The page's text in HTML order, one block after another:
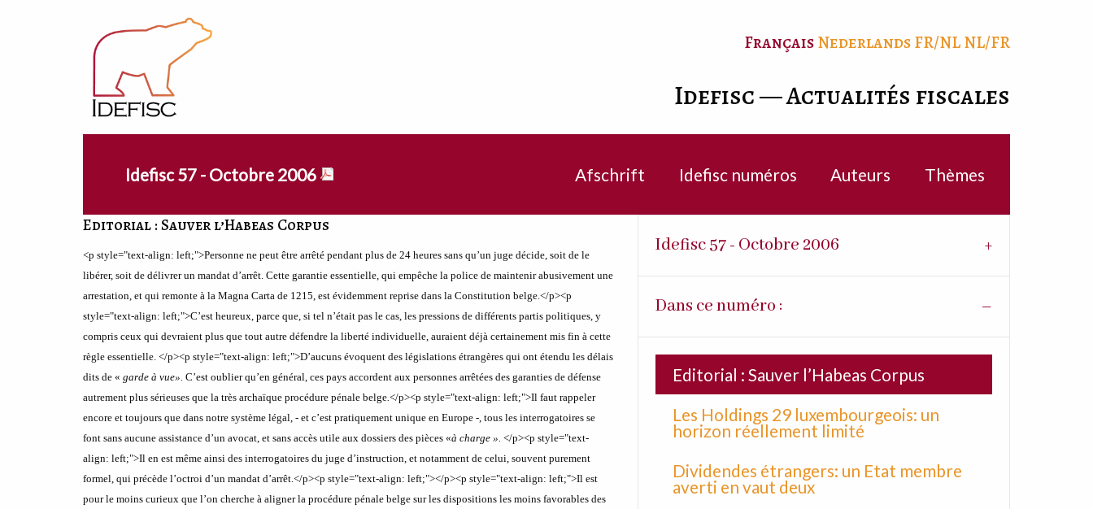
FrançaisNederlandsFR/NLNL/FR
Idefisc — Actualités fiscales
Idefisc 57 - Octobre 2006 Afschrift Idefisc numéros Auteurs Thèmes
Editorial : Sauver l’Habeas Corpus
<p style="text-align: left;">Personne ne peut être arrêté pendant plus de 24 heures sans qu’un juge décide, soit de le
libérer, soit de délivrer un mandat d’arrêt. Cette garantie essentielle, qui empêche la police de maintenir abusivement une
arrestation, et qui remonte à la Magna Carta de 1215, est évidemment reprise dans la Constitution belge.</p><p
style="text-align: left;">C’est heureux, parce que, si tel n’était pas le cas, les pressions de différents partis politiques, y
compris ceux qui devraient plus que tout autre défendre la liberté individuelle, auraient déjà certainement mis fin à cette
règle essentielle. </p><p style="text-align: left;">D’aucuns évoquent des législations étrangères qui ont étendu les délais
dits de « garde à vue». C’est oublier qu’en général, ces pays accordent aux personnes arrêtées des garanties de défense
autrement plus sérieuses que la très archaïque procédure pénale belge. </p><p style="text-align: left;">Il faut rappeler
encore et toujours que dans notre système légal, - et c’est pratiquement unique en Europe -, tous les interrogatoires se
font sans aucune assistance d’un avocat, et sans accès utile aux dossiers des pièces «à charge ». </p><p style="text-
align: left;">Il en est même ainsi des interrogatoires du juge d’instruction, et notamment de celui, souvent purement
formel, qui précède l’octroi d’un mandat d’arrêt.</p><p style="text-align: left;"></p><p style="text-align: left;">Il est
pour le moins curieux que l’on cherche à aligner la procédure pénale belge sur les dispositions les moins favorables des
Idefisc 57 - Octobre 2006
Dans ce numéro :
Editorial : Sauver l’Habeas Corpus
Les Holdings 29 luxembourgeois: un
horizon réellement limité
Dividendes étrangers: un Etat membre
averti en vaut deux